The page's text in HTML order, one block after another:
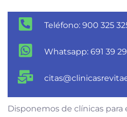
Teléfono: 900 325
Whatsapp: 691 39
Disponemos de clínicas